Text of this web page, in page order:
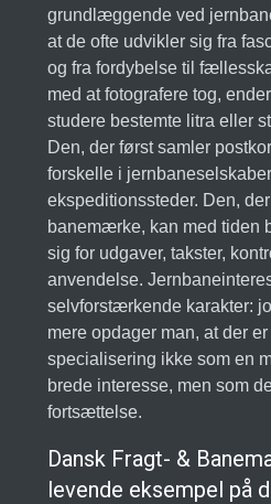
grundlæggende ved
at de ofte udvikler sig fra
og fra fordybelse til
med at fotografere tog,
studere bestemte litra eller
Den, der først samler
forskelle i
ekspeditionssteder. Den,
banemærke, kan med tiden
sig for udgaver, takster,
anvendelse.
selvforstærkende karakter:
mere opdager man, at der
specialisering ikke som en
brede interesse, men som
fortsættelse.
Dansk Fragt- &
levende eksempel på